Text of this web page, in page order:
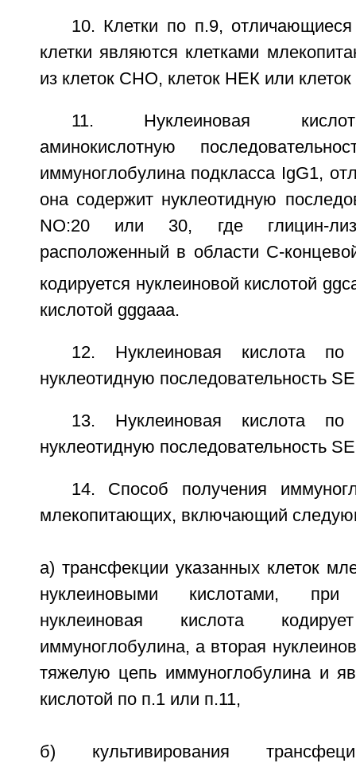
10. Клетки по п.9,
клетки являются клетками
из клеток СНО, клеток НЕК или
11. Нуклеиновая
аминокислотную
иммуноглобулина подкласса IgG1,
она содержит нуклеотидную
NO:20 или 30, где глицин-
расположенный в области С-
кодируется нуклеиновой кислотой
кислотой gggaaa.
12. Нуклеиновая кислота
нуклеотидную последовательность
13. Нуклеиновая кислота
нуклеотидную последовательность
14. Способ получения
млекопитающих, включающий
а) трансфекции указанных клеток
нуклеиновыми кислотами,
нуклеиновая кислота
иммуноглобулина, а вторая
тяжелую цепь иммуноглобулина и
кислотой по п.1 или п.11,
б) культивирования